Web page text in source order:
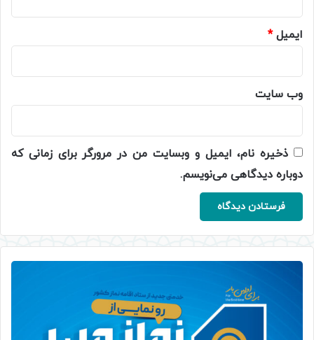
ایمیل*
وب‌ سایت
ذخیره نام، ایمیل و وبسایت من در مرورگر برای زمانی که
دوباره دیدگاهی می‌نویسم.